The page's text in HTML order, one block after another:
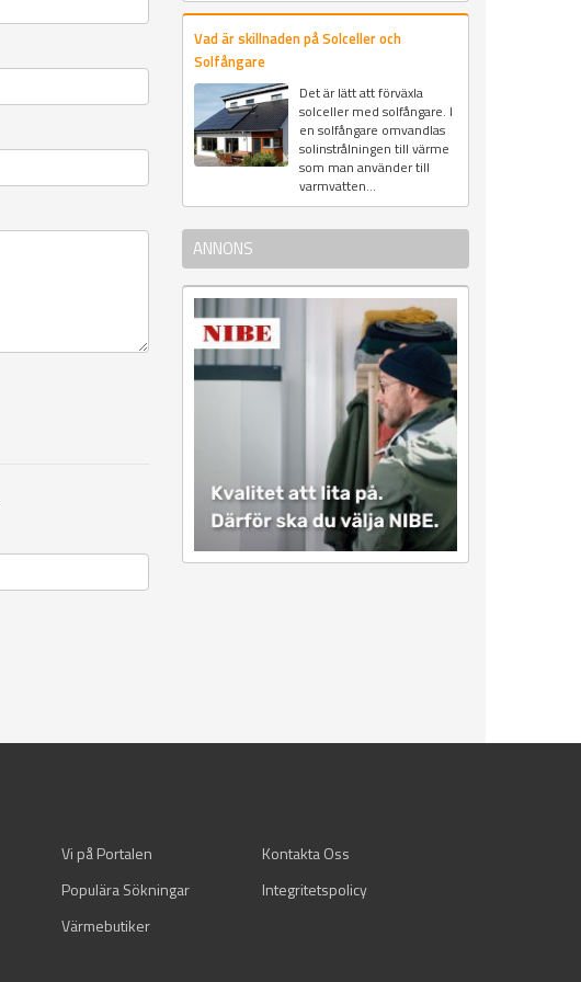
Vad är skillnaden på Solceller och
Solfångare
Det är lätt att förväxla
solceller med solfångare. I
en solfångare omvandlas
solinstrålningen till värme
som man använder till
varmvatten...
ANNONS
Vi på Portalen
Kontakta Oss
Populära Sökningar
Integritetspolicy
Värmebutiker